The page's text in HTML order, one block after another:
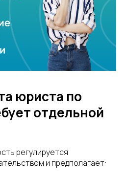
юриста по
отдельной
регулируется
и предполагает: